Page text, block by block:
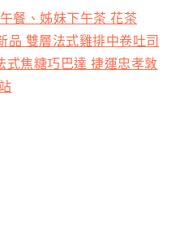
餐、姊妹下午茶 花茶
品 雙層法式雞排中卷吐司
式焦糖巧巴達 捷運忠孝敦